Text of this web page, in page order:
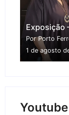
Exposição
Por Porto
1 de agosto
Youtube